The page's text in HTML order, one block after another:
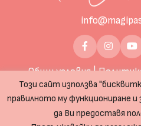
Общи условия|
Политика за
© 2026 MagiPashova.com –
Този сайт използва
правилното му функциониране
да Ви предоставя